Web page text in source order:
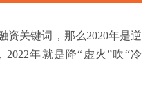
资关键词，那么2020年是逆
年就是降“虚火”吹“冷